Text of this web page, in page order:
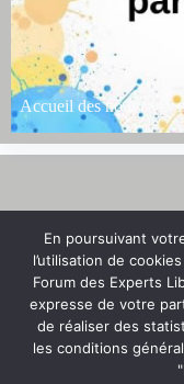
Accueil des nouveaux
Discover the
Welcome
En poursuivant
l’utilisation de
Forum des Experts
expresse de votre
de réaliser des
les conditions